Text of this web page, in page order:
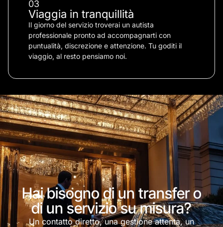
03
Viaggia in tranquillità
Il giorno del servizio troverai un autista
professionale pronto ad accompagnarti con
puntualità, discrezione e attenzione. Tu goditi il
viaggio, al resto pensiamo noi.
Hai bisogno di un transfer o
di un servizio su misura?
Un contatto diretto, una gestione attenta, un